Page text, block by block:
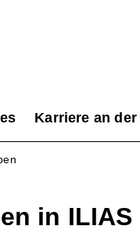
Karriere an der
in ILIAS